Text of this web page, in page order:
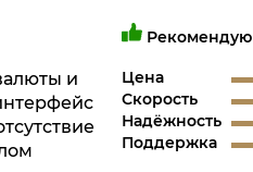
и
Рекомендую
Цена
Скорость
Надёжность
Поддержка